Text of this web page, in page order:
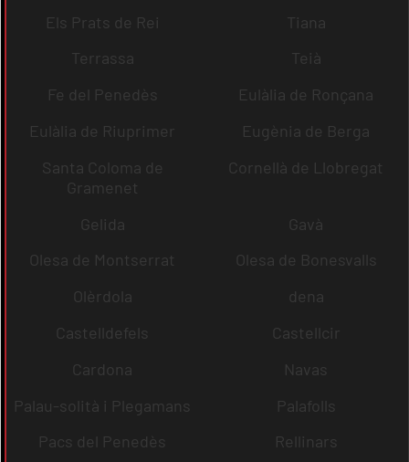
Els Prats de Rei
Tiana
Terrassa
Teià
Fe del Penedès
Eulàlia de Ronçana
Eulàlia de Riuprimer
Eugènia de Berga
Santa Coloma de
Gramenet
Cornellà de Llobregat
Gelida
Gavà
Olesa de Montserrat
Olesa de Bonesvalls
Olèrdola
dena
Castelldefels
Castellcir
Cardona
Navas
Palau-solità i Plegamans
Palafolls
Pacs del Penedès
Rellinars